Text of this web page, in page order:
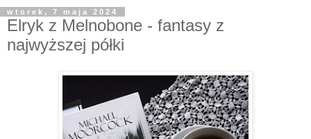
wtorek, 7 maja 2024
Elryk z Melnobone - fantasy z
najwyższej półki